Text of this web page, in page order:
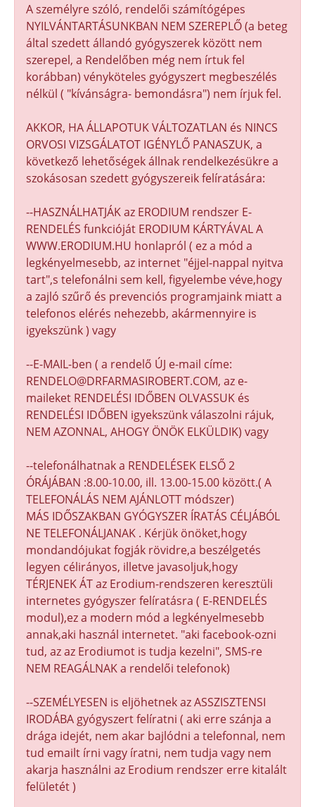
A személyre szóló, rendelői számítógépes
NYILVÁNTARTÁSUNKBAN NEM SZEREPLŐ (a beteg
által szedett állandó gyógyszerek között nem
szerepel, a Rendelőben még nem írtuk fel
korábban) vényköteles gyógyszert megbeszélés
nélkül ( "kívánságra- bemondásra") nem írjuk fel.
AKKOR, HA ÁLLAPOTUK VÁLTOZATLAN és NINCS
ORVOSI VIZSGÁLATOT IGÉNYLŐ PANASZUK, a
következő lehetőségek állnak rendelkezésükre a
szokásosan szedett gyógyszereik felíratására:
--HASZNÁLHATJÁK az ERODIUM rendszer E-
RENDELÉS funkcióját ERODIUM KÁRTYÁVAL A
WWW.ERODIUM.HU honlapról ( ez a mód a
legkényelmesebb, az internet "éjjel-nappal nyitva
tart",s telefonálni sem kell, figyelembe véve,hogy
a zajló szűrő és prevenciós programjaink miatt a
telefonos elérés nehezebb, akármennyire is
igyekszünk ) vagy
--E-MAIL-ben ( a rendelő ÚJ e-mail címe:
RENDELO@DRFARMASIROBERT.COM, az e-
maileket RENDELÉSI IDŐBEN OLVASSUK és
RENDELÉSI IDŐBEN igyekszünk válaszolni rájuk,
NEM AZONNAL, AHOGY ÖNÖK ELKÜLDIK) vagy
--telefonálhatnak a RENDELÉSEK ELSŐ 2
ÓRÁJÁBAN :8.00-10.00, ill. 13.00-15.00 között.( A
TELEFONÁLÁS NEM AJÁNLOTT módszer)
MÁS IDŐSZAKBAN GYÓGYSZER ÍRATÁS CÉLJÁBÓL
NE TELEFONÁLJANAK . Kérjük önöket,hogy
mondandójukat fogják rövidre,a beszélgetés
legyen célirányos, illetve javasoljuk,hogy
TÉRJENEK ÁT az Erodium-rendszeren keresztüli
internetes gyógyszer felíratásra ( E-RENDELÉS
modul),ez a modern mód a legkényelmesebb
annak,aki használ internetet. "aki facebook-ozni
tud, az az Erodiumot is tudja kezelni", SMS-re
NEM REAGÁLNAK a rendelői telefonok)
--SZEMÉLYESEN is eljöhetnek az ASSZISZTENSI
IRODÁBA gyógyszert felíratni ( aki erre szánja a
drága idejét, nem akar bajlódni a telefonnal, nem
tud emailt írni vagy íratni, nem tudja vagy nem
akarja használni az Erodium rendszer erre kitalált
felületét )